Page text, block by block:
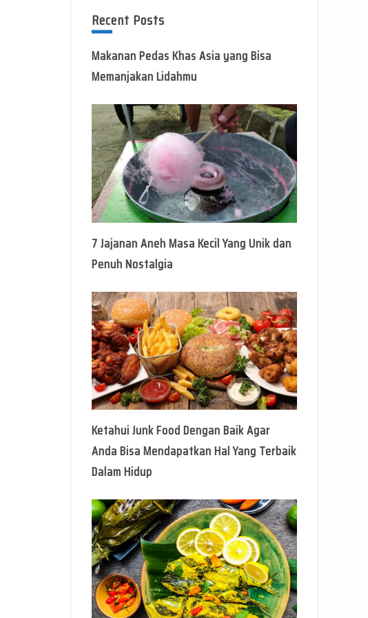
Recent Posts
Makanan Pedas Khas Asia yang Bisa
Memanjakan Lidahmu
7 Jajanan Aneh Masa Kecil Yang Unik dan
Penuh Nostalgia
Ketahui Junk Food Dengan Baik Agar
Anda Bisa Mendapatkan Hal Yang Terbaik
Dalam Hidup